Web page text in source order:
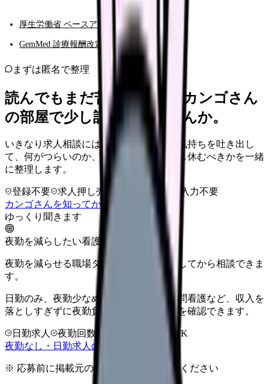
厚生労働省 ベースアップ評価料等について
GemMed 診療報酬改定・夜勤確保関連解説
まずは匿名で整理
読んでもまだ苦しいなら、カンゴさん
の部屋で少し話してみませんか。
いきなり求人相談には進みません。今の気持ちを吐き出し
て、何がつらいのか、辞めるべきか、少し休むべきかを一緒
に整理します。
登録不要 求人押し売りなし
病院名は入力不要
カンゴさんを知ってから相談する
ゆっくり聞きます
夜勤を減らしたい看護師さんへ
夜勤を減らせる職場タイプを、先に整理してから相談できま
す。
日勤のみ、夜勤少なめ、クリニック、訪問看護など、収入を
落としすぎずに夜勤負担を下げる選択肢を確認できます。
日勤求人 夜勤回数を相談
LINE相談OK
夜勤なし・日勤求人の探し方を見る
※ 応募前に掲載元の最新情報を確認してください